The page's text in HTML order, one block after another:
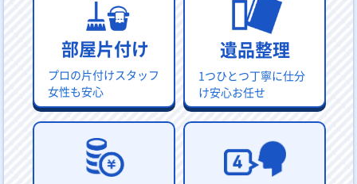
部屋片付け
プロの片付けスタッフ
女性も安心
遺品整理
1つひとつ丁寧に仕分
け安心お任せ